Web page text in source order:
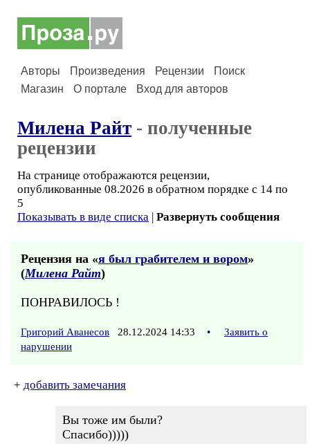
Авторы Произведения Рецензии
Поиск
Магазин
О портале Вход для авторов
Милена Райт - полученные
рецензии
На странице отображаются рецензии,
опубликованные 08.2026 в обратном порядке с 14 по
5
Показывать в виде списка | Развернуть сообщения
Рецензия на «я был грабителем и вором»
(Милена Райт)
ПОНРАВИЛОСЬ !
Григорий Аванесов 28.12.2024 14:33 •
Заявить о
нарушении
+ добавить замечания
Вы тоже им были?
Спасибо)))))